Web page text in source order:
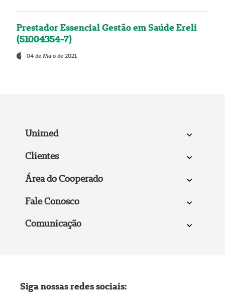
Prestador Essencial Gestão em Saúde Ereli
(51004354-7)
04 de Maio de 2021
Unimed
Clientes
Área do Cooperado
Fale Conosco
Comunicação
Siga nossas redes sociais: